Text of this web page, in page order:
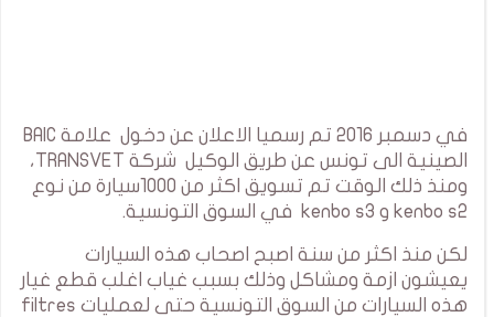
في دسمبر 2016 تم رسميا الاعلان عن دخول علامة BAIC
الصينية الى تونس عن طريق الوكيل شركة TRANSVET،
ومنذ ذلك الوقت تم تسويق اكثر من 1000سيارة من نوع
kenbo s2 و kenbo s3 في السوق التونسية.
لكن منذ اكثر من سنة اصبح اصحاب هذه السيارات
يعيشون ازمة ومشاكل وذلك بسبب غياب اغلب قطع غيار
هذه السيارات من السوق التونسية حتى لعمليات filtres